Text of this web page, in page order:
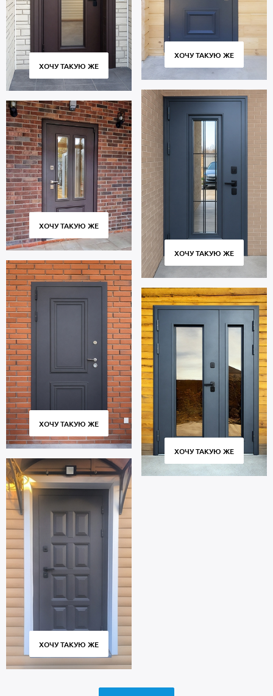
ХОЧУ ТАКУЮ ЖЕ
ХОЧУ ТАКУЮ ЖЕ
ХОЧУ ТАКУЮ ЖЕ
ХОЧУ ТАКУЮ ЖЕ
ХОЧУ ТАКУЮ ЖЕ
ХОЧУ ТАКУЮ ЖЕ
ХОЧУ ТАКУЮ ЖЕ